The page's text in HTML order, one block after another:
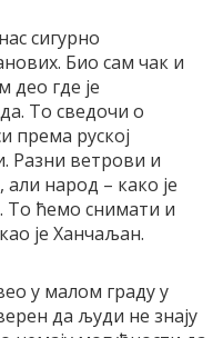
сигурно
Био сам чак и
део где је
То сведочи о
према руској
Разни ветрови и
народ – како је
То ћемо снимати и
је Ханчаљан.
у малом граду у
да људи не знају